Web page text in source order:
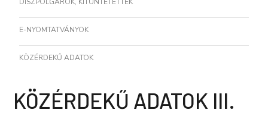
E-NYOMTATVÁNYOK
KÖZÉRDEKŰ ADATOK
KÖZÉRDEKŰ ADATOK III.